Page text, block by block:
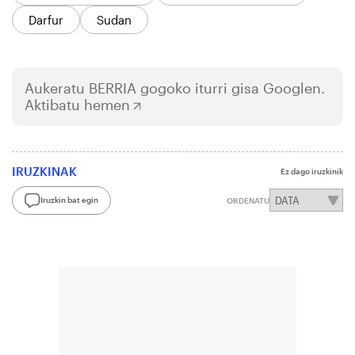
Darfur
Sudan
Aukeratu BERRIA gogoko iturri gisa Googlen.
Aktibatu hemen
IRUZKINAK Ez dago iruzkinik
Iruzkin bat egin ORDENATU